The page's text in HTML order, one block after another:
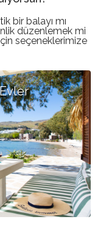
bir balayı mı
düzenlemek mi
seçeneklerimize
›